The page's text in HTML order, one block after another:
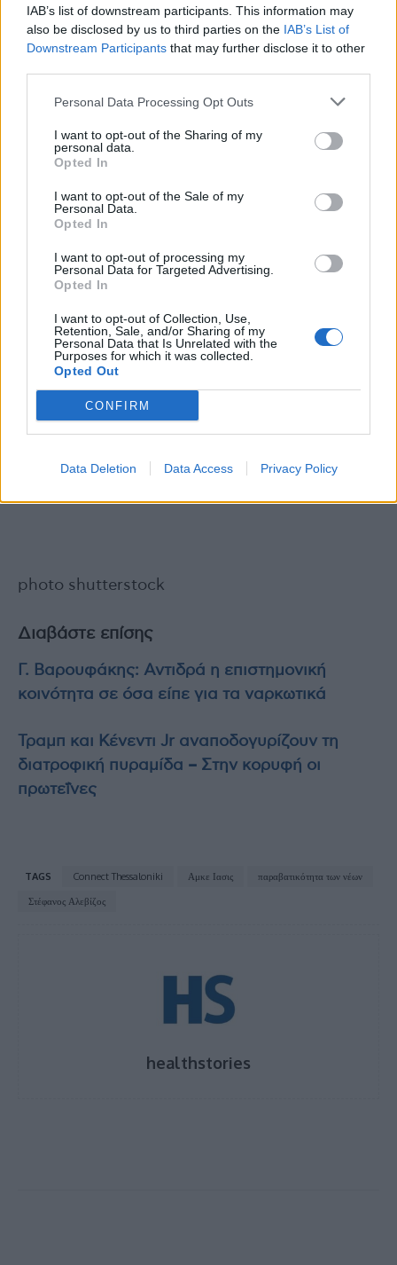
IAB’s list of downstream participants. This information may
also be disclosed by us to third parties on the IAB’s List of
Downstream Participants that may further disclose it to other
Personal Data Processing Opt Outs
I want to opt-out of the Sharing of my
personal data.
Opted In
I want to opt-out of the Sale of my
Personal Data.
Opted In
I want to opt-out of processing my
Personal Data for Targeted Advertising.
Opted In
I want to opt-out of Collection, Use,
Retention, Sale, and/or Sharing of my
Personal Data that Is Unrelated with the
Purposes for which it was collected.
Opted Out
CONFIRM
Data Deletion Data Access Privacy Policy
Στέφανος Αλεβίζος
, PhD, M.Ed., Ψυχολόγος
photo shutterstock
Διαβάστε επίσης
Γ. Βαρουφάκης: Αντιδρά η επιστημονική
κοινότητα σε όσα είπε για τα ναρκωτικά
Τραμπ και Κένεντι Jr αναποδογυρίζουν τη
διατροφική πυραμίδα – Στην κορυφή οι
πρωτεΐνες
TAGS Connect Thessaloniki Αμκε Ιασις
παραβατικότητα των νέων
Στέφανος Αλεβίζος
healthstories